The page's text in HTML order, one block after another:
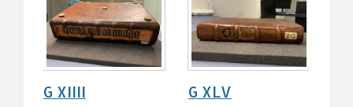
G XIIII G XLV